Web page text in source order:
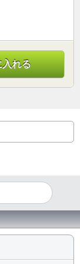
入れる